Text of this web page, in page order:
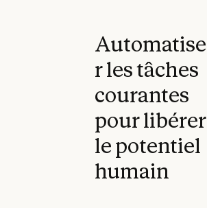
Automatise
r les tâches
courantes
pour libérer
le potentiel
humain